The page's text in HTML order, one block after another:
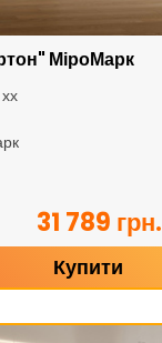
МіроМарк
31 789 грн.
Купити